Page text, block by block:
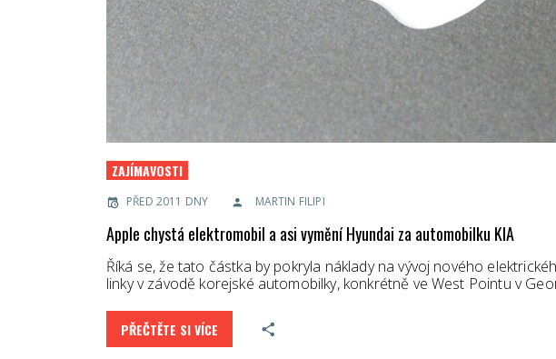
ZAJÍMAVOSTI
PŘED 2011 DNY MARTIN FILIPI
Apple chystá elektromobil a asi vymění Hyundai za automobilku KIA
Říká se, že tato částka by pokryla náklady na vývoj nového
linky v závodě korejské automobilky, konkrétně ve West Pointu v
PŘEČTĚTE SI VÍCE